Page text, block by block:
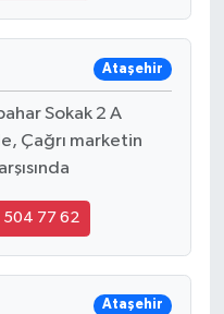
Ataşehir
Sokak 2 A
Çağrı marketin
504 77 62
Ataşehir